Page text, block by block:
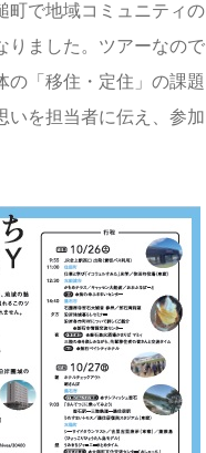
町で地域コミュニティの
りました。ツアーなので
の「移住・定住」の課題
いを担当者に伝え、参加